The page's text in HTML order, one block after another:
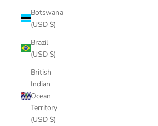
Botswana
(USD $)
Brazil
(USD $)
British
Indian
Ocean
Territory
(USD $)